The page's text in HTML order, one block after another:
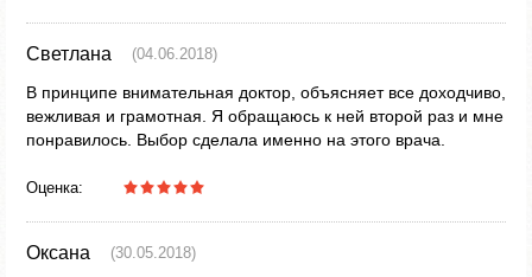
Светлана (04.06.2018)
В принципе внимательная доктор, объясняет все доходчиво,
вежливая и грамотная. Я обращаюсь к ней второй раз и мне
понравилось. Выбор сделала именно на этого врача.
Оценка:
Оксана (30.05.2018)